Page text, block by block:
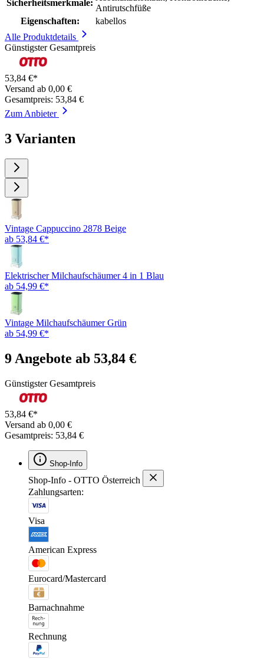
Sicherheitsmerkmale:
Antirutschfüße
Eigenschaften:
kabellos
Alle Produktdetails
Günstigster Gesamtpreis
53,84 €*
Versand ab 0,00 €
Gesamtpreis: 53,84 €
Zum Anbieter
3 Varianten
Vintage Cappuccino 2878 Beige
ab 53,84 €*
Elektrischer Milchaufschäumer 4 in 1 Blau
ab 54,99 €*
Vintage Milchaufschäumer Grün
ab 54,99 €*
9 Angebote ab 53,84 €
Günstigster Gesamtpreis
53,84 €*
Versand ab 0,00 €
Gesamtpreis: 53,84 €
Shop-Info
Shop-Info - OTTO Österreich
Zahlungsarten:
Visa
American Express
Eurocard/Mastercard
Barnachnahme
Rechnung